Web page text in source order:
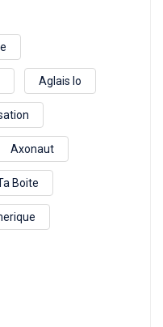
Aglais Io
Axonaut
Boite